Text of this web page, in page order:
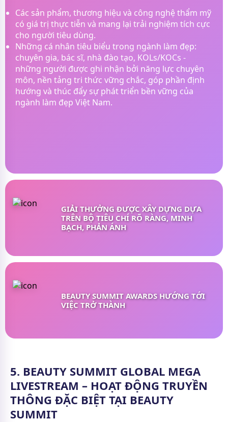
Các sản phẩm, thương hiệu và công nghệ thẩm mỹ
có giá trị thực tiễn và mang lại trải nghiệm tích cực
cho người tiêu dùng.
Những cá nhân tiêu biểu trong ngành làm đẹp:
chuyên gia, bác sĩ, nhà đào tạo, KOLs/KOCs -
những người được ghi nhận bởi năng lực chuyên
môn, nền tảng tri thức vững chắc, góp phần định
hướng và thúc đẩy sự phát triển bền vững của
ngành làm đẹp Việt Nam.
GIẢI THƯỞNG ĐƯỢC XÂY DỰNG DỰA
TRÊN BỘ TIÊU CHÍ RÕ RÀNG, MINH
BẠCH, PHẢN ÁNH
BEAUTY SUMMIT AWARDS HƯỚNG TỚI
VIỆC TRỞ THÀNH
5. BEAUTY SUMMIT GLOBAL MEGA
LIVESTREAM – HOẠT ĐỘNG TRUYỀN
THÔNG ĐẶC BIỆT TẠI BEAUTY
SUMMIT